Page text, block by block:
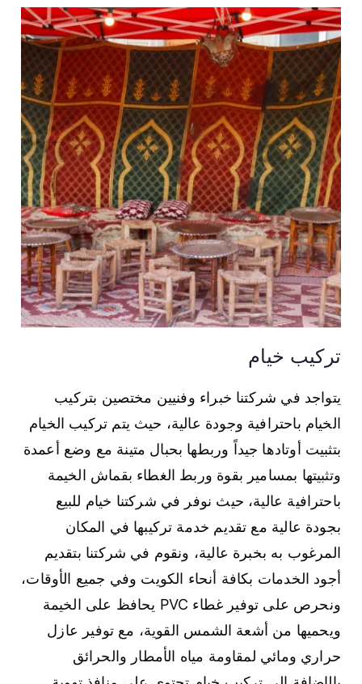
تركيب خيام
يتواجد في شركتنا خبراء وفنيين مختصين بتركيب
الخيام باحترافية وجودة عالية، حيث يتم تركيب الخيام
بتثبيت أوتادها جيداً وربطها بحبال متينة مع وضع أعمدة
وتثبيتها بمسامير بقوة وربط الغطاء بقماش الخيمة
باحترافية عالية، حيث نوفر في شركتنا خيام للبيع
بجودة عالية مع تقديم خدمة تركيبها في المكان
المرغوب به بخبرة عالية، ونقوم في شركتنا بتقديم
أجود الخدمات بكافة أنحاء الكويت وفي جميع الأوقات،
ونحرص على توفير غطاء PVC يحافظ على الخيمة
ويحميها من أشعة الشمس القوية، مع توفير عازل
حراري ومائي لمقاومة مياه الأمطار والحرائق